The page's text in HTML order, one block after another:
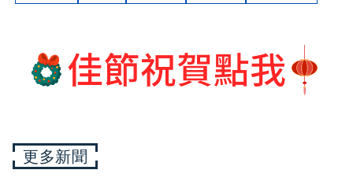
更多新聞